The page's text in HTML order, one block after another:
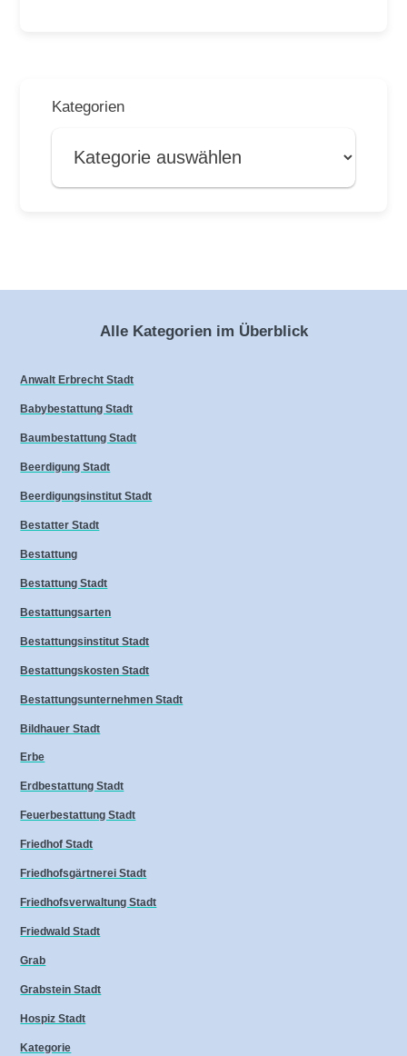
Kategorien
Alle Kategorien im Überblick
Anwalt Erbrecht Stadt
Babybestattung Stadt
Baumbestattung Stadt
Beerdigung Stadt
Beerdigungsinstitut Stadt
Bestatter Stadt
Bestattung
Bestattung Stadt
Bestattungsarten
Bestattungsinstitut Stadt
Bestattungskosten Stadt
Bestattungsunternehmen Stadt
Bildhauer Stadt
Erbe
Erdbestattung Stadt
Feuerbestattung Stadt
Friedhof Stadt
Friedhofsgärtnerei Stadt
Friedhofsverwaltung Stadt
Friedwald Stadt
Grab
Grabstein Stadt
Hospiz Stadt
Kategorie